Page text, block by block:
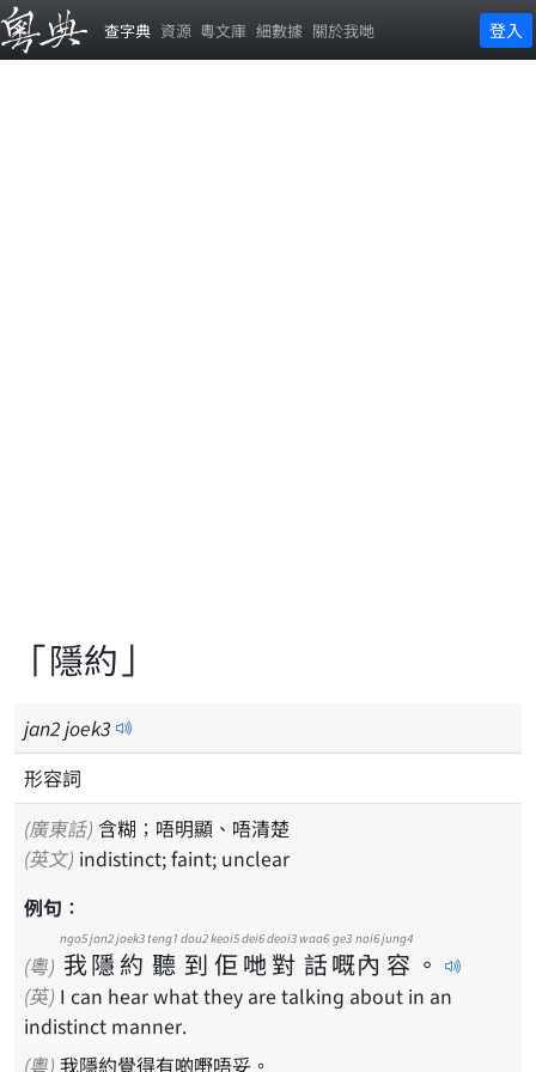
查字典 資源 粵文庫 細數據 關於我哋 登入
「隱約」
jan2joek3
形容詞
(廣東話) 含糊；唔明顯、唔清楚
(英文) indistinct; faint; unclear
例句：
(粵) 我
ngo5
隱
jan2
約
joek3
聽
teng1
到
dou2
佢
keoi5
哋
dei6
對
deoi3
話
waa6
嘅
ge3
內
noi6
容
jung4
。
(英) I can hear what they are talking about in an
indistinct manner.
(粵) 我隱約覺得有啲嘢唔妥。